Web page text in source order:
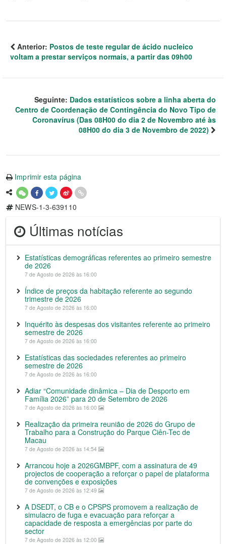
Anterior: Postos de teste regular de ácido nucleico
voltam a prestar serviços normais, a partir das 09h00
Seguinte: Dados estatísticos sobre a linha aberta do
Centro de Coordenação de Contingência do Novo Tipo de
Coronavírus (Das 08H00 do dia 2 de Novembro até às
08H00 do dia 3 de Novembro de 2022)
Imprimir esta página
NEWS-1-3-639110
Últimas notícias
Estatísticas demográficas referentes ao primeiro semestre
de 2026
7 de Agosto de 2026 às 16:00
Índice de preços da habitação referente ao segundo
trimestre de 2026
7 de Agosto de 2026 às 16:00
Inquérito às despesas dos visitantes referente ao primeiro
semestre de 2026
7 de Agosto de 2026 às 16:00
Estatísticas das sociedades referentes ao primeiro
semestre de 2026
7 de Agosto de 2026 às 16:00
Adiar “Comunidade dinâmica – Dia de Desporto em
Família 2026” para 20 de Setembro de 2026
7 de Agosto de 2026 às 16:00
Realização da primeira reunião de 2026 do Grupo de
Trabalho para a Construção do Parque Ciên-Tec de
Macau
7 de Agosto de 2026 às 14:54
Arrancou hoje a 2026GMBPF, com a assinatura de 49
projectos de cooperação a reforçar o papel de plataforma
de convenções e exposições
7 de Agosto de 2026 às 12:49
A DSEDT, o CB e o CPSPS promovem a realização de
simulacro de fuga e evacuação para reforçar a
capacidade de resposta a emergências por parte do
sector
7 de Agosto de 2026 às 12:00